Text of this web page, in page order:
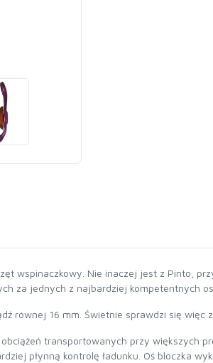
wspinaczkowy. Nie inaczej jest z Pinto,
za jednych z najbardziej kompetentnych
równej 16 mm. Świetnie sprawdzi się
transportowanych przy większych
płynną kontrolę ładunku. Oś bloczka